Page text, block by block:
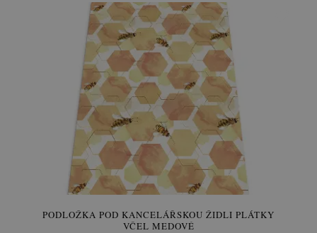
PODLOŽKA POD KANCELÁŘSKOU ŽIDLI PLÁTKY
VČEL MEDOVÉ